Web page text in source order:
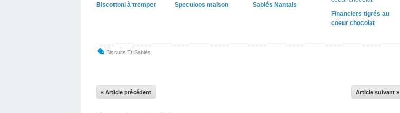
Biscottoni à tremper Speculoos maison
Sablés Nantais
Financiers tigrés au
coeur chocolat
Biscuits Et Sablés
« Article précédent Article suivant »